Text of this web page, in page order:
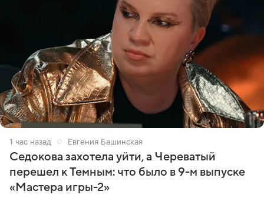
1 час назад Евгения Башинская
Седокова захотела уйти, а Череватый
перешел к Темным: что было в 9-м выпуске
«Мастера игры-2»